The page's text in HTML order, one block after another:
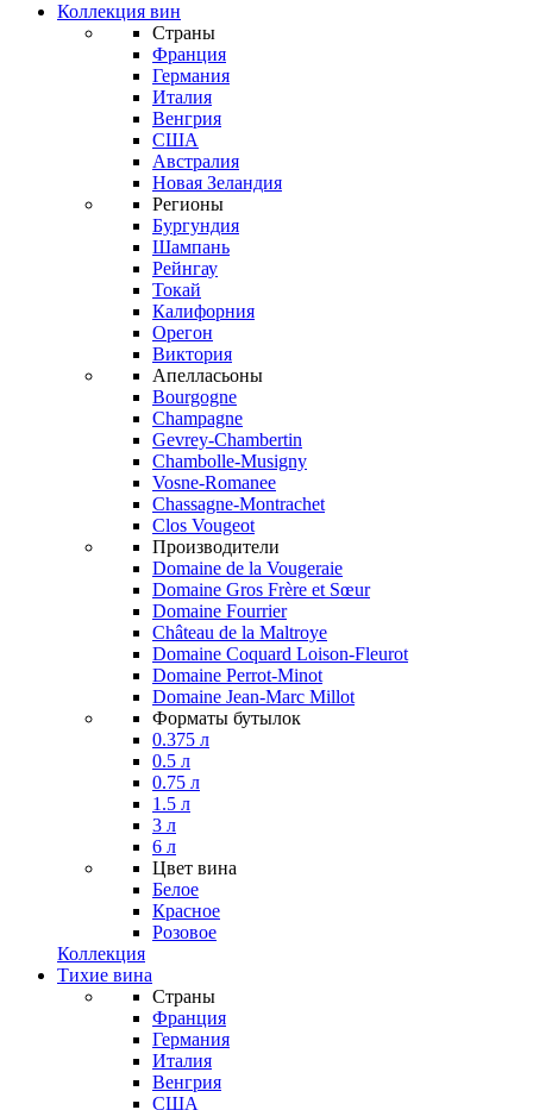
Коллекция вин
Страны
Франция
Германия
Италия
Венгрия
США
Австралия
Новая Зеландия
Регионы
Бургундия
Шампань
Рейнгау
Токай
Калифорния
Орегон
Виктория
Апелласьоны
Bourgogne
Champagne
Gevrey-Chambertin
Chambolle-Musigny
Vosne-Romanee
Chassagne-Montrachet
Clos Vougeot
Производители
Domaine de la Vougeraie
Domaine Gros Frère et Sœur
Domaine Fourrier
Château de la Maltroye
Domaine Coquard Loison-Fleurot
Domaine Perrot-Minot
Domaine Jean-Marc Millot
Форматы бутылок
0.375 л
0.5 л
0.75 л
1.5 л
3 л
6 л
Цвет вина
Белое
Красное
Розовое
Коллекция
Тихие вина
Страны
Франция
Германия
Италия
Венгрия
США